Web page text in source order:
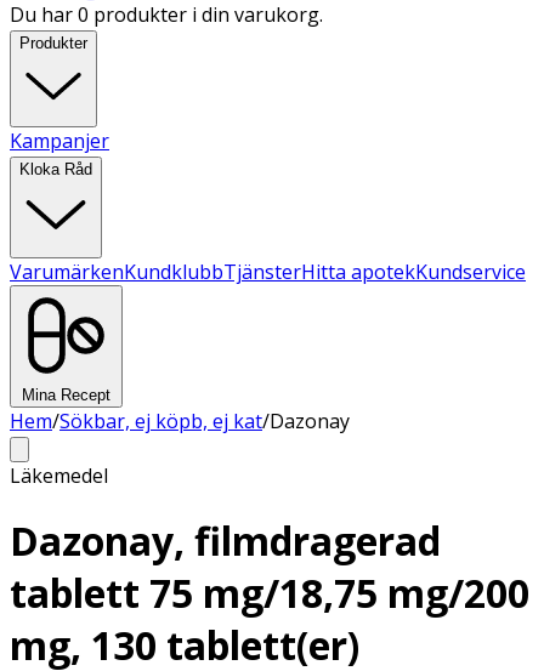
Du har 0 produkter i din varukorg.
Produkter
Kampanjer
Kloka Råd
VarumärkenKundklubbTjänsterHitta apotekKundservice
Mina Recept
Hem/Sökbar, ej köpb, ej kat/Dazonay
Läkemedel
Dazonay, filmdragerad
tablett 75 mg/18,75 mg/200
mg, 130 tablett(er)